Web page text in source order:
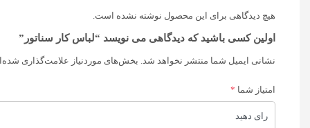
هیچ دیدگاهی برای این محصول نوشته نشده است.
اولین کسی باشید که دیدگاهی می نویسد “لباس کار سناتور”
نشانی ایمیل شما منتشر نخواهد شد. بخش‌های موردنیاز علامت‌گذاری
امتیاز شما *